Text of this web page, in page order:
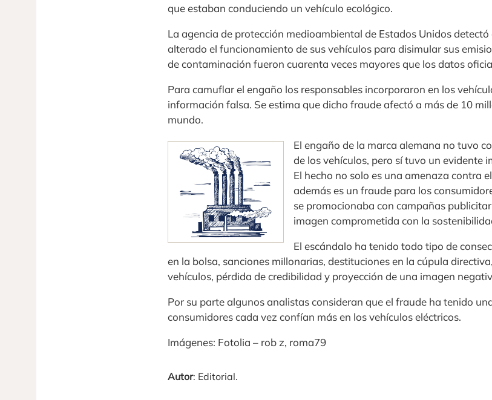
que estaban conduciendo un vehículo ecológico.
La agencia de protección medioambiental de Estados Unidos
alterado el funcionamiento de sus vehículos para disimular sus
de contaminación fueron cuarenta veces mayores que los datos
Para camuflar el engaño los responsables incorporaron en los
información falsa. Se estima que dicho fraude afectó a más de 10
mundo.
El engaño de la marca alemana no tuvo
de los vehículos, pero sí tuvo un evidente
El hecho no solo es una amenaza contra
además es un fraude para los
se promocionaba con campañas
imagen comprometida con la
El escándalo ha tenido todo tipo de
en la bolsa, sanciones millonarias, destituciones en la cúpula
vehículos, pérdida de credibilidad y proyección de una imagen
Por su parte algunos analistas consideran que el fraude ha tenido
consumidores cada vez confían más en los vehículos eléctricos.
Imágenes: Fotolia – rob z, roma79
Autor: Editorial.